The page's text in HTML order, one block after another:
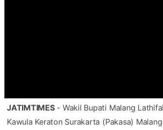
JATIMTIMES- Wakil Bupati Malang
Kawula Keraton Surakarta (Pakasa)